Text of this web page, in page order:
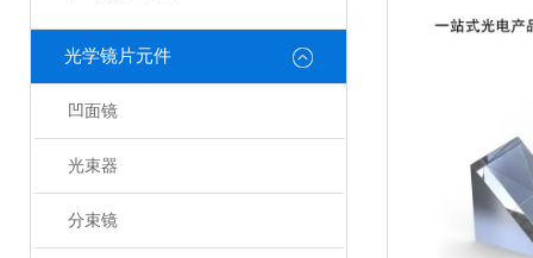
光学镜片元件
凹面镜
光束器
分束镜